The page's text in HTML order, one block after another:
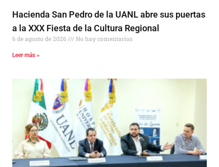
Hacienda San Pedro de la UANL abre sus puertas
a la XXX Fiesta de la Cultura Regional
6 de agosto de 2026 No hay comentarios
Leer más »